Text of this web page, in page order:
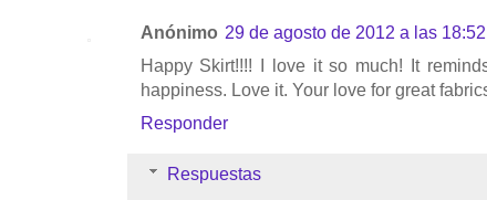
Anónimo 29 de agosto de 2012 a las 18:52
Happy Skirt!!!! I love it so much! It
happiness. Love it. Your love for great
Responder
Respuestas